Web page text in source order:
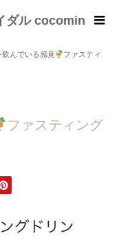
ダル cocomin
飲んでいる感覚
ファスティ
ファスティング